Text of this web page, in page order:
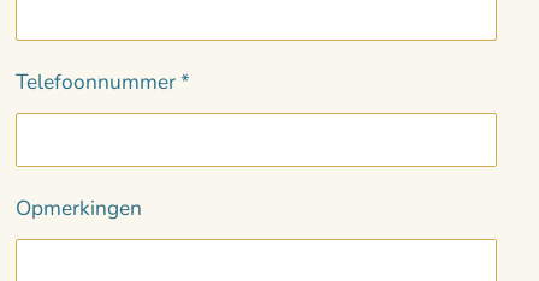
Telefoonnummer *
Opmerkingen